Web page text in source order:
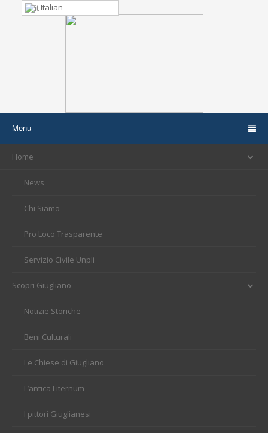
Menu
Home
News
Chi Siamo
Pro Loco Trasparente
Servizio Civile Unpli
Scopri Giugliano
Notizie Storiche
Beni Culturali
Le Chiese di Giugliano
L’antica Liternum
I pittori Giuglianesi
Italian